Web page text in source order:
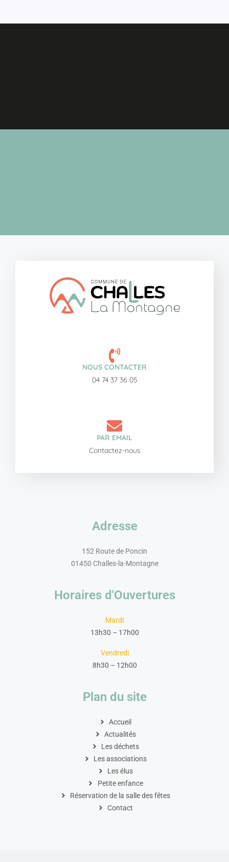
NOUS CONTACTER
04 74 37 36 05
PAR EMAIL
Contactez-nous
Adresse
152 Route de Poncin
01450 Challes-la-Montagne
Horaires d'Ouvertures
Mardi
13h30 – 17h00
Vendredi
8h30 – 12h00
Plan du site
Accueil
Actualités
Les déchets
Les associations
Les élus
Petite enfance
Réservation de la salle des fêtes
Contact